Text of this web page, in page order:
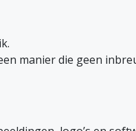
manier die geen